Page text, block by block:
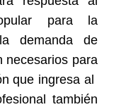
para la
demanda de
necesarios para
que ingresa al
también